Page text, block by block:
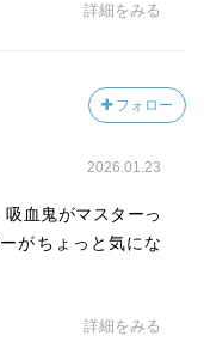
詳細をみる
フォロー
2026.01.23
血鬼がマスターっ
がちょっと気にな
詳細をみる